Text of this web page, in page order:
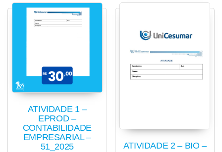
ATIVIDADE 1 –
EPROD –
CONTABILIDADE
EMPRESARIAL –
51_2025
ATIVIDADE 2 – BIO –